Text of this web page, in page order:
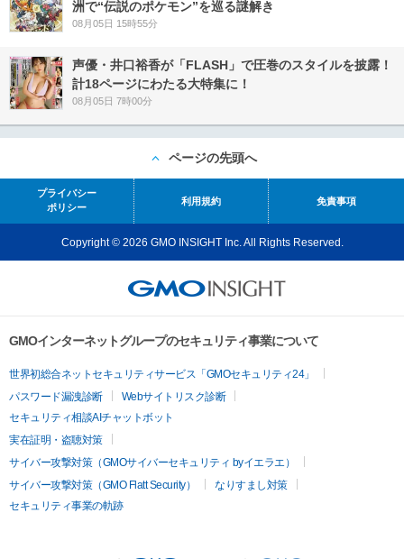
洲で“伝説のポケモン”を巡る謎解き
08月05日 15時55分
声優・井口裕香が「FLASH」で圧巻のスタイルを披露！
計18ページにわたる大特集に！
08月05日 7時00分
ページの先頭へ
プライバシー
ポリシー
利用規約 免責事項
Copyright © 2026 GMO INSIGHT Inc. All Rights Reserved.
GMOインターネットグループのセキュリティ事業について
世界初総合ネットセキュリティサービス「GMOセキュリティ24」
パスワード漏洩診断
Webサイトリスク診断
セキュリティ相談AIチャットボット
実在証明・盗聴対策
サイバー攻撃対策（GMOサイバーセキュリティ byイエラエ）
サイバー攻撃対策（GMO Flatt Security）
なりすまし対策
セキュリティ事業の軌跡